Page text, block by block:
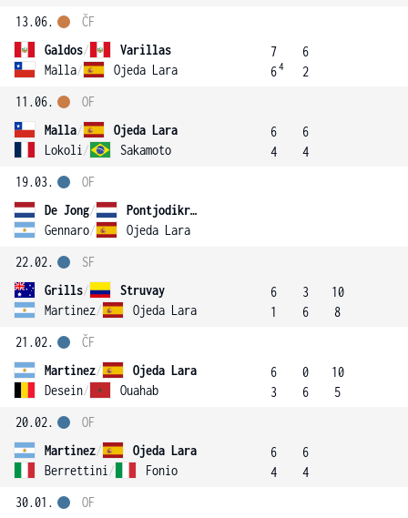
13.06.
Galdos/
Varillas
Malla/ Ojeda Lara
ČF
7
64
6
2
11.06.
Malla/
Ojeda Lara
Lokoli / Sakamoto
OF
6
4
6
4
19.03.
De Jong/
Pontjodikromo
Gennaro/ Ojeda Lara
OF
22.02.
Grills/
Struvay
Martinez/ Ojeda Lara
SF
6
1
3
6
10
8
21.02.
Martinez/
Ojeda Lara
Desein/ Ouahab
ČF
6
3
0
6
10
5
20.02.
Martinez/
Ojeda Lara
Berrettini / Fonio
OF
6
4
6
4
30.01.
OF